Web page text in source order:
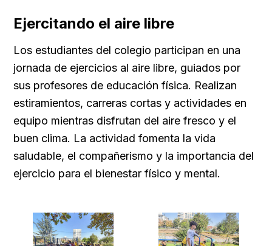
Ejercitando el aire libre
Los estudiantes del colegio participan en una
jornada de ejercicios al aire libre, guiados por
sus profesores de educación física. Realizan
estiramientos, carreras cortas y actividades en
equipo mientras disfrutan del aire fresco y el
buen clima. La actividad fomenta la vida
saludable, el compañerismo y la importancia del
ejercicio para el bienestar físico y mental.